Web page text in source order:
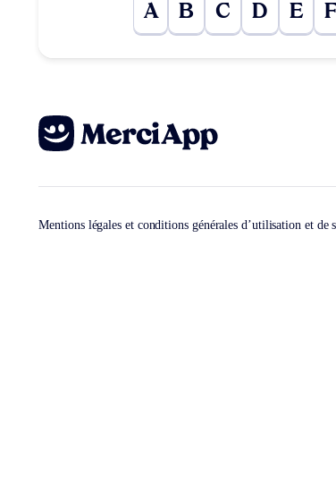
A B C D E
Mentions légales et conditions générales d’utilisation et de